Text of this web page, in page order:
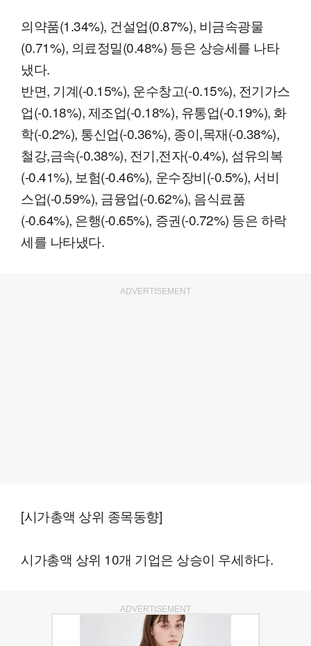
의약품(1.34%), 건설업(0.87%), 비금속광물
(0.71%), 의료정밀(0.48%) 등은 상승세를 나타
냈다.
반면, 기계(-0.15%), 운수창고(-0.15%), 전기가스
업(-0.18%), 제조업(-0.18%), 유통업(-0.19%), 화
학(-0.2%), 통신업(-0.36%), 종이,목재(-0.38%),
철강,금속(-0.38%), 전기,전자(-0.4%), 섬유의복
(-0.41%), 보험(-0.46%), 운수장비(-0.5%), 서비
스업(-0.59%), 금융업(-0.62%), 음식료품
(-0.64%), 은행(-0.65%), 증권(-0.72%) 등은 하락
세를 나타냈다.
ADVERTISEMENT
[시가총액 상위 종목동향]
시가총액 상위 10개 기업은 상승이 우세하다.
ADVERTISEMENT